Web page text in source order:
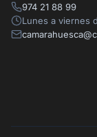
974 21 88 99
Lunes a viernes